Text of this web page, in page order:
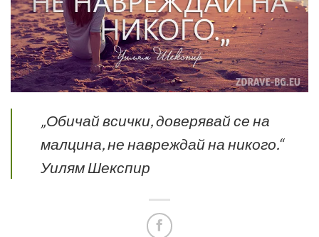
„Обичай всички, доверявай се на
малцина, не навреждай на никого.“
Уилям Шекспир